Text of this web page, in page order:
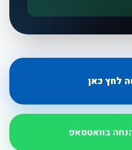
לחץ כאן
בוואטסאפ